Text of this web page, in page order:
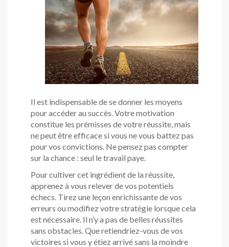
Il est indispensable de se donner les moyens
pour accéder au succès. Votre motivation
constitue les prémisses de votre réussite, mais
ne peut être efficace si vous ne vous battez pas
pour vos convictions. Ne pensez pas compter
sur la chance : seul le travail paye.
Pour cultiver cet ingrédient de la réussite,
apprenez à vous relever de vos potentiels
échecs. Tirez une leçon enrichissante de vos
erreurs ou modifiez votre stratégie lorsque cela
est nécessaire. Il n’y a pas de belles réussites
sans obstacles. Que retiendriez-vous de vos
victoires si vous y étiez arrivé sans la moindre